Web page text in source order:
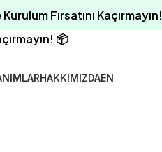
📦
HAKKIMIZDAEN
Fırsatını